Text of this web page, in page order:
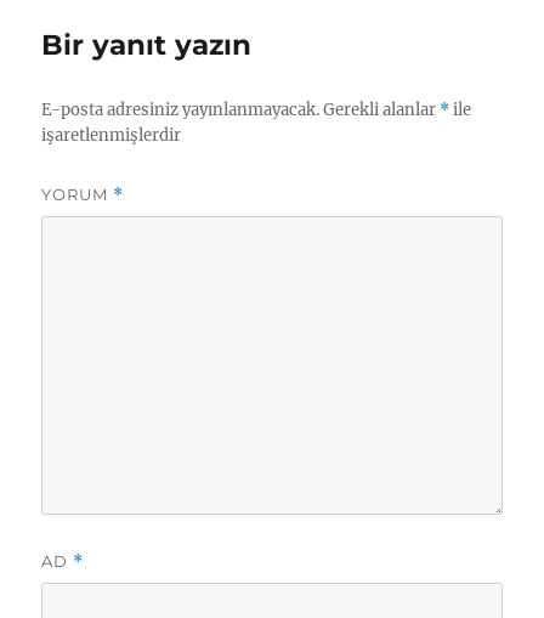
p n
m
m
Bir yanıt yazın
E-posta adresiniz yayınlanmayacak. Gerekli alanlar *ile
işaretlenmişlerdir
YORUM *
AD *